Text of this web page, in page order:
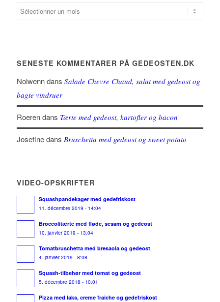
SENESTE KOMMENTARER PÅ GEDEOSTEN.DK
Nolwenndans Salade Chevre Chaud, salat med gedeost og
bagte vindruer
Roerendans Tærte med gedeost, kartofler og bacon
Josefinedans Bruschetta med gedeost og sweet potato
VIDEO-OPSKRIFTER
Squashpandekager med gedefriskost
11. décembre 2019 - 14:04
Broccolitærte med fløde, sesam og gedeost
10. janvier 2019 - 13:04
Tomatbruschetta med bresaola og gedeost
4. janvier 2019 - 8:08
Squash-tilbehør med tomat og gedeost
5. décembre 2018 - 10:01
Pizza med laks, creme fraiche og gedefriskost